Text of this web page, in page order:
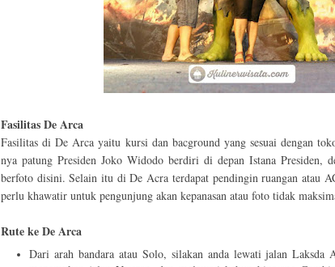
Fasilitas De Arca
Fasilitas di De Arca yaitu kursi dan bacground yang sesuai dengan
nya patung Presiden Joko Widodo berdiri di depan Istana Presiden,
berfoto disini. Selain itu di De Acra terdapat pendingin ruangan atau
perlu khawatir untuk pengunjung akan kepanasan atau foto tidak
Rute ke De Arca
Dari arah bandara atau Solo, silakan anda lewati jalan Laksda